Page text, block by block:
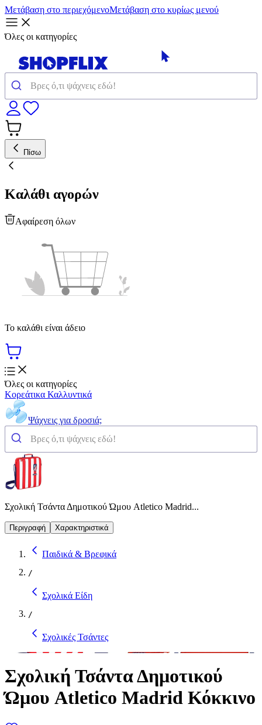
Μετάβαση στο περιεχόμενοΜετάβαση στο κυρίως μενού
Όλες οι κατηγορίες
Πίσω
Καλάθι αγορών
Αφαίρεση όλων
Το καλάθι είναι άδειο
Όλες οι κατηγορίες
Κορεάτικα Καλλυντικά
Ψάχνεις για δροσιά;
Σχολική Τσάντα Δημοτικού Ώμου Atletico Madrid...
Περιγραφή Χαρακτηριστικά
Παιδικά & Βρεφικά
/
Σχολικά Είδη
/
Σχολικές Τσάντες
Σχολική Τσάντα Δημοτικού
Ώμου Atletico Madrid Κόκκινο